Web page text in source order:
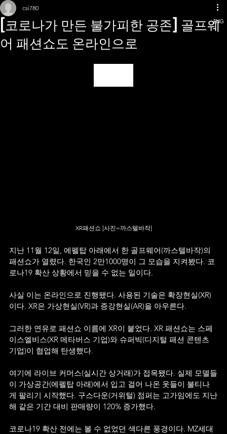
ENG
​[코로나가 만든 불가피한 공존] 골프웨
어 패션쇼도 온라인으로
csi780
XR패션쇼 [사진=까스텔바작]
지난 11월 12일, 에펠탑 아래에서 한 골프웨어(까스텔바작)의
패션쇼가 열렸다. 한국인 2만1000명이 그 모습을 지켜봤다. 코
로나19 확산 상황에서 믿을 수 없는 일이다.
사실 이는 온라인으로 진행됐다. 사용된 기술은 확장현실(XR)
이다. XR은 가상현실(VR)과 증강현실(AR)을 아우른다.
그러한 연유로 패션쇼 이름에 XR이 붙었다. XR 패션쇼는 스페
이스엘비스(XR 메타버스 기업)와 슈퍼빅(디지털 패션 콘텐츠
기업)이 협업해 탄생했다.
여기에 라이브 커머스(실시간 상거래)가 접목됐다. 실제 모델들
이 가상공간(에펠탑 아래)에서 입고 걸어 나온 옷들이 불티나
게 팔리기 시작했다. 구스다운(거위털) 점퍼는 고가임에도 지난
해 같은 기간 대비 판매량이 120% 증가했다.
코로나19 확산 전에는 볼 수 없었던 색다른 풍경이다. MZ세대